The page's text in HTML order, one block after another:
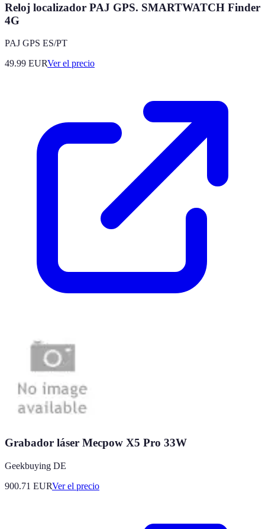
Reloj localizador PAJ GPS. SMARTWATCH Finder
4G
PAJ GPS ES/PT
49.99 EURVer el precio
Grabador láser Mecpow X5 Pro 33W
Geekbuying DE
900.71 EURVer el precio